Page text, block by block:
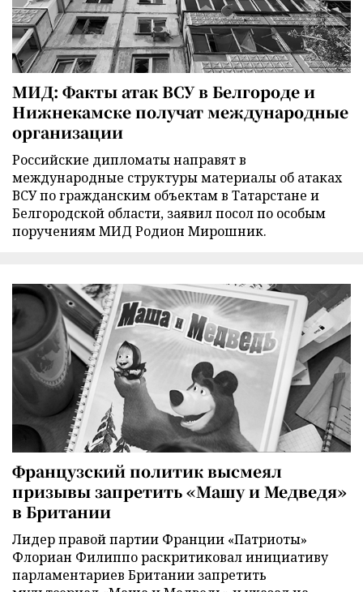
МИД: Факты атак ВСУ в Белгороде и
Нижнекамске получат международные
организации
Российские дипломаты направят в
международные структуры материалы об атаках
ВСУ по гражданским объектам в Татарстане и
Белгородской области, заявил посол по особым
поручениям МИД Родион Мирошник.
Французский политик высмеял
призывы запретить «Машу и Медведя»
в Британии
Лидер правой партии Франции «Патриоты»
Флориан Филиппо раскритиковал инициативу
парламентариев Британии запретить